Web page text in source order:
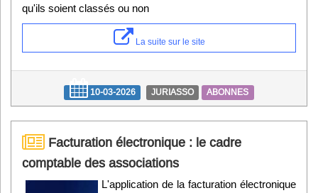
qu'ils soient classés ou non
La suite sur le site
10-03-2026 JURIASSO ABONNES
Facturation électronique : le cadre
comptable des associations
L'application de la facturation électronique